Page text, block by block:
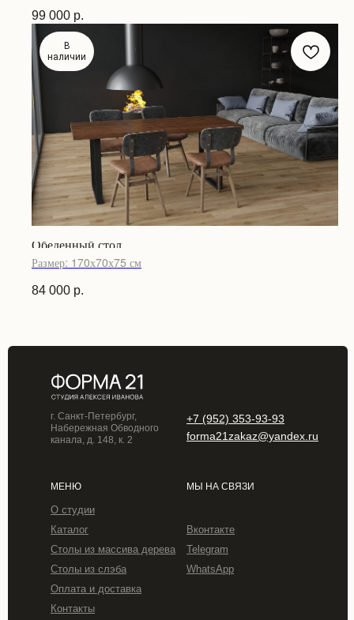
99 000 р.
В
наличии
Обеденный стол
Размер: 170х70х75 см
84 000 р.
+7 (952) 353-93-93
forma21zakaz@yandex.ru
г. Санкт-Петербург,
Набережная Обводного
канала, д. 148, к. 2
МЕНЮ
О студии
Каталог
Столы из массива дерева
Столы из слэба
Оплата и доставка
Контакты
МЫ НА СВЯЗИ
Вконтакте
WhatsApp
Telegram